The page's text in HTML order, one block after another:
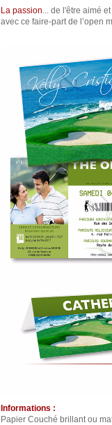
La passion... de l'être aimé et
avec ce faire-part de l’open
Informations :
Papier Couché brillant ou